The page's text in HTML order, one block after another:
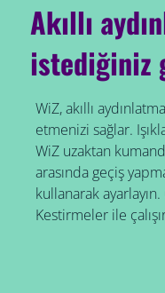
Akıllı
istediğiniz
WiZ, akıllı
etmenizi sağlar.
WiZ uzaktan
arasında geçiş
kullanarak
Kestirmeler ile